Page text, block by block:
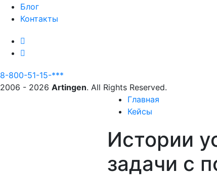
Блог
Контакты
8-800-51-15-***
2006 - 2026 Artingen. All Rights Reserved.
Главная
Кейсы
Истории
задачи с